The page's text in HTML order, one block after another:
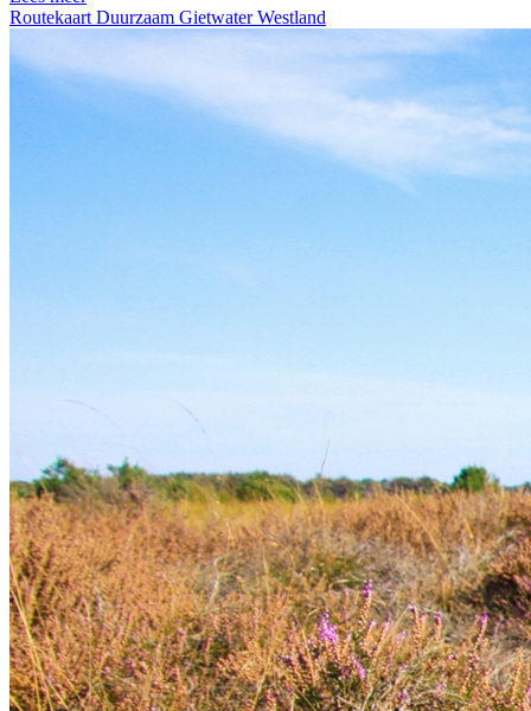
Routekaart Duurzaam Gietwater Westland